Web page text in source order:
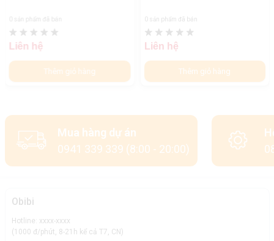
0 sản phẩm đã bán
Liên hệ
Thêm giỏ hàng
0 sản phẩm đã bán
Liên hệ
Thêm giỏ hàng
Mua hàng dự án
0941 339 339 (8:00 - 20:00)
Obibi
Hotline: xxxx-xxxx
(1000 đ/phút, 8-21h kể cả T7, CN)